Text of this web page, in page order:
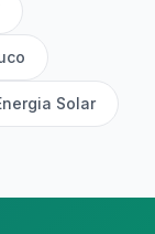
Solar